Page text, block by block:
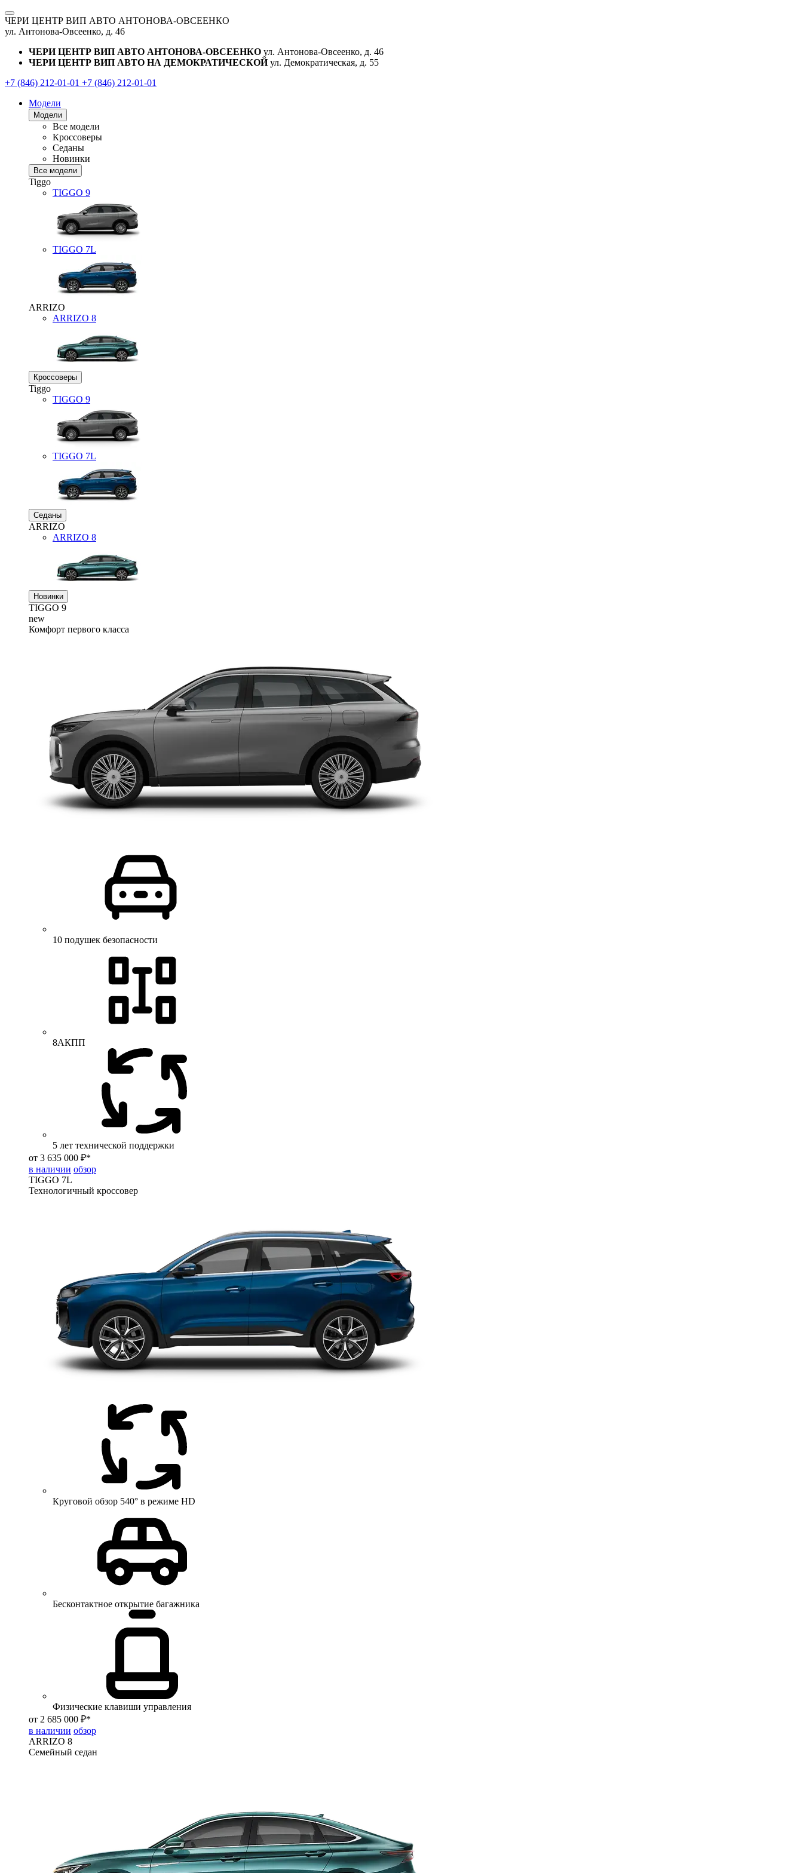
ЧЕРИ ЦЕНТР ВИП АВТО АНТОНОВА-ОВСЕЕНКО
ул. Антонова-Овсеенко, д. 46
ЧЕРИ ЦЕНТР ВИП АВТО АНТОНОВА-ОВСЕЕНКО ул. Антонова-Овсеенко, д. 46
ЧЕРИ ЦЕНТР ВИП АВТО НА ДЕМОКРАТИЧЕСКОЙ ул. Демократическая, д. 55
+7 (846) 212-01-01 +7 (846) 212-01-01
Модели
Модели
Все модели
Кроссоверы
Седаны
Новинки
Все модели
Tiggo
TIGGO 9
TIGGO 7L
ARRIZO
ARRIZO 8
Кроссоверы
Tiggo
TIGGO 9
TIGGO 7L
Седаны
ARRIZO
ARRIZO 8
Новинки
TIGGO 9
new
Комфорт первого класса
10 подушек безопасности
8АКПП
5 лет технической поддержки
от 3 635 000 ₽*
в наличии обзор
TIGGO 7L
Технологичный кроссовер
Круговой обзор 540° в режиме HD
Бесконтактное открытие багажника
Физические клавиши управления
от 2 685 000 ₽*
в наличии обзор
ARRIZO 8
Семейный седан